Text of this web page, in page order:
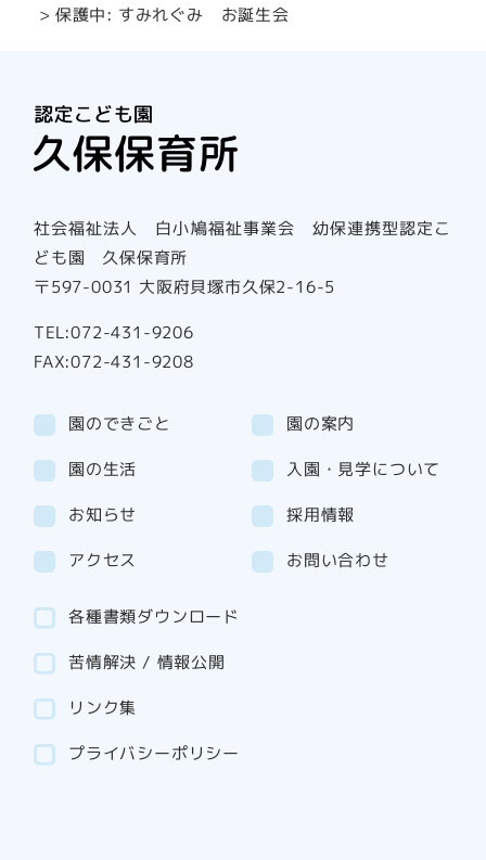
保護中: すみれぐみ お誕生会
社会福祉法人 白小鳩福祉事業会 幼保連携型認定こ
ども園 久保保育所
〒597-0031 大阪府貝塚市久保2-16-5
TEL:072-431-9206
FAX:072-431-9208
園のできごと 園の案内
園の生活 入園・見学について
お知らせ
採用情報
アクセス
お問い合わせ
各種書類ダウンロード
苦情解決 / 情報公開
リンク集
プライバシーポリシー